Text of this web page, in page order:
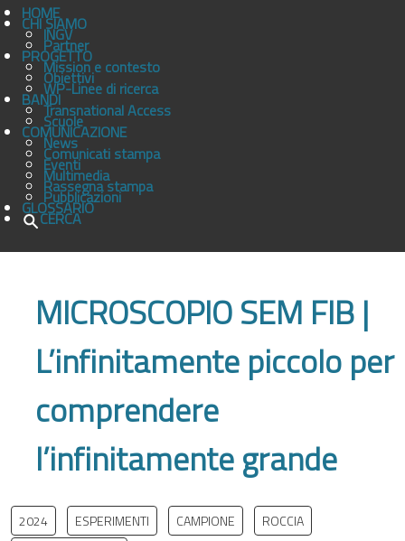
HOME
CHI SIAMO
INGV
Partner
PROGETTO
Mission e contesto
Obiettivi
WP-Linee di ricerca
BANDITransnational Access
Scuole
COMUNICAZIONE
News
Comunicati stampa
Eventi
Multimedia
Rassegna stampa
Pubblicazioni
GLOSSARIO
CERCA
MICROSCOPIO SEM FIB |
L’infinitamente piccolo per
comprendere
l’infinitamente grande
2024 ESPERIMENTI CAMPIONE
ROCCIA